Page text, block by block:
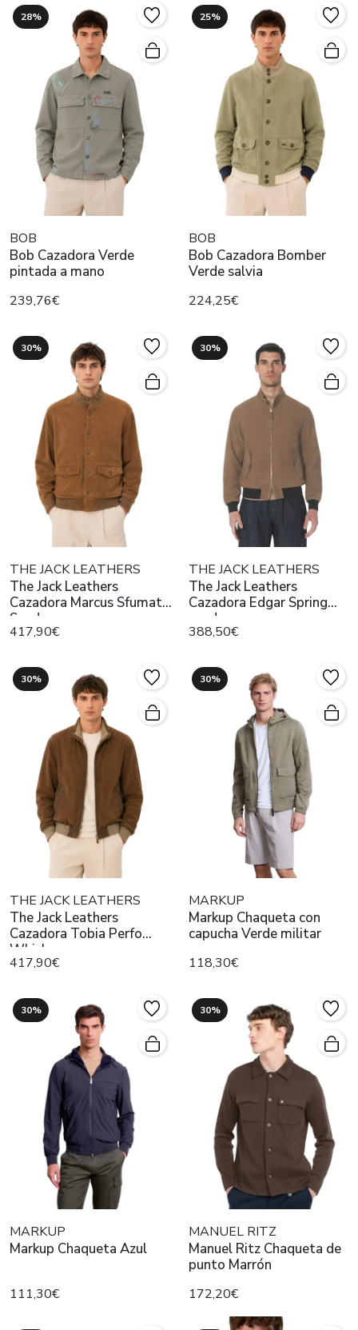
28%
BOB
Bob Cazadora Verde
pintada a mano
239,76€
25%
BOB
Bob Cazadora Bomber
Verde salvia
224,25€
30%
THE JACK LEATHERS
The Jack Leathers
Cazadora Marcus Sfumato
Suede
417,90€
30%
THE JACK LEATHERS
The Jack Leathers
Cazadora Edgar Spring
suede
388,50€
30%
THE JACK LEATHERS
The Jack Leathers
Cazadora Tobia Perfo
Whisky
417,90€
30%
MARKUP
Markup Chaqueta con
capucha Verde militar
118,30€
30%
MARKUP
Markup Chaqueta Azul
111,30€
30%
MANUEL RITZ
Manuel Ritz Chaqueta de
punto Marrón
172,20€